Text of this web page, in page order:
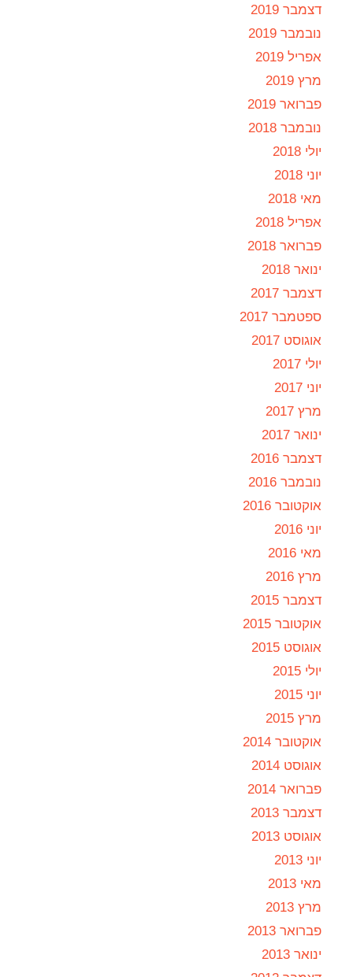
דצמבר 2019
נובמבר 2019
אפריל 2019
מרץ 2019
פברואר 2019
נובמבר 2018
יולי 2018
יוני 2018
מאי 2018
אפריל 2018
פברואר 2018
ינואר 2018
דצמבר 2017
ספטמבר 2017
אוגוסט 2017
יולי 2017
יוני 2017
מרץ 2017
ינואר 2017
דצמבר 2016
נובמבר 2016
אוקטובר 2016
יוני 2016
מאי 2016
מרץ 2016
דצמבר 2015
אוקטובר 2015
אוגוסט 2015
יולי 2015
יוני 2015
מרץ 2015
אוקטובר 2014
אוגוסט 2014
פברואר 2014
דצמבר 2013
אוגוסט 2013
יוני 2013
מאי 2013
מרץ 2013
פברואר 2013
ינואר 2013